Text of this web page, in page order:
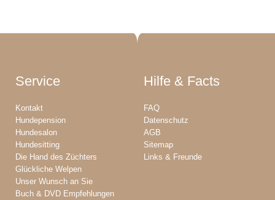
Service
Kontakt
Hundepension
Hundesalon
Hundesitting
Die Hand des Züchters
Glückliche Welpen
Unser Wunsch an Sie
Buch & DVD Empfehlungen
Hilfe & Facts
FAQ
Datenschutz
AGB
Sitemap
Links & Freunde